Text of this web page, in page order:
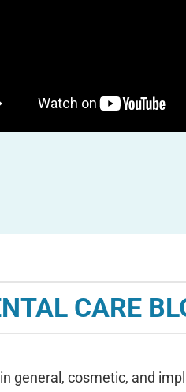
CARE
general, cosmetic, and